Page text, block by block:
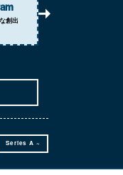
創出
Series A ~